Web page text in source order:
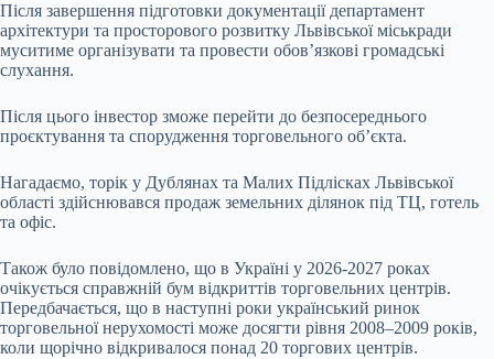
Після завершення підготовки документації департамент
архітектури та просторового розвитку Львівської міськради
муситиме організувати та провести обов’язкові громадські
слухання.
Після цього інвестор зможе перейти до безпосереднього
проєктування та спорудження торговельного об’єкта.
Нагадаємо, торік у Дублянах та Малих Підлісках Львівської
області здійснювався продаж земельних ділянок під ТЦ, готель
та офіс.
Також було повідомлено, що в Україні у 2026-2027 роках
очікується справжній бум відкриттів торговельних центрів.
Передбачається, що в наступні роки український ринок
торговельної нерухомості може досягти рівня 2008–2009 років,
коли щорічно відкривалося понад 20 торгових центрів.